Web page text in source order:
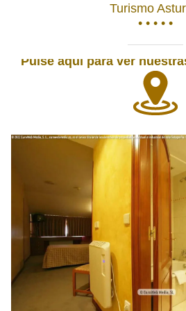
Turismo
• • • • •
Pulse aquí para ver